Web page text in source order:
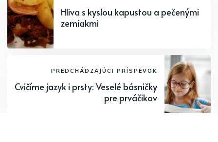
Hliva s kyslou kapustou a pečenými
zemiakmi
PREDCHÁDZAJÚCI PRÍSPEVOK
Cvičíme jazyk i prsty: Veselé básničky
pre prváčikov